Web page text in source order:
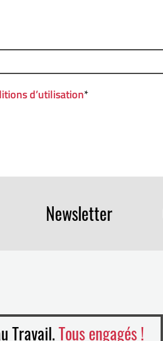
d’utilisation*
Newsletter
Travail.Tous engagés !